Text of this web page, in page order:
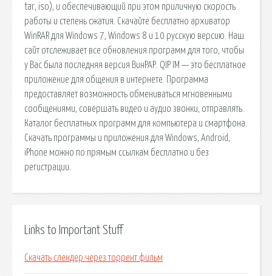
tar, iso), и обеспечивающий при этом приличную скорость
работы и степень сжатия. Скачайте бесплатно архиватор
WinRAR для Windows 7, Windows 8 и 10 русскую версию. Наш
сайт отслеживает все обновления программ для того, чтобы
у Вас была последняя версия ВинРАР. QIP IM — это бесплатное
приложение для общения в интернете. Программа
предоставляет возможность обмениваться мгновенными
сообщениями, совершать видео и аудио звонки, отправлять.
Каталог бесплатных программ для компьютера и смартфона.
Скачать программы и приложения для Windows, Android,
iPhone можно по прямым ссылкам бесплатно и без
регистрации.
Links to Important Stuff
Скачать слендер через торрент фильм